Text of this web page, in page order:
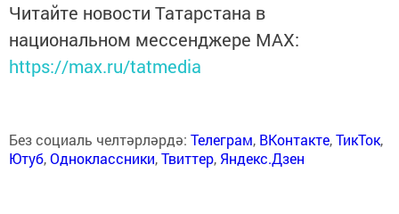
Читайте новости Татарстана в
национальном мессенджере MАХ:
https://max.ru/tatmedia
Без социаль челтәрләрдә: Телеграм, ВКонтакте,ТикТок,
Ютуб,Одноклассники,Твиттер, Яндекс.Дзен